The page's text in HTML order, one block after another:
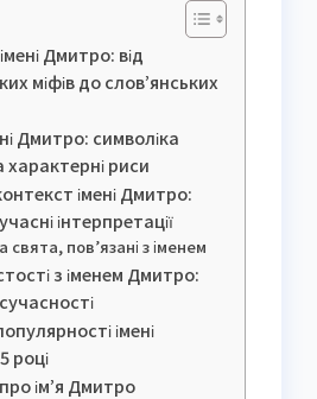
Дмитро: від
міфів до слов’янських
Дмитро: символіка
риси
імені Дмитро:
інтерпретації
свята, пов’язані з іменем
з іменем Дмитро:
сучасності
імені
році
ім’я Дмитро